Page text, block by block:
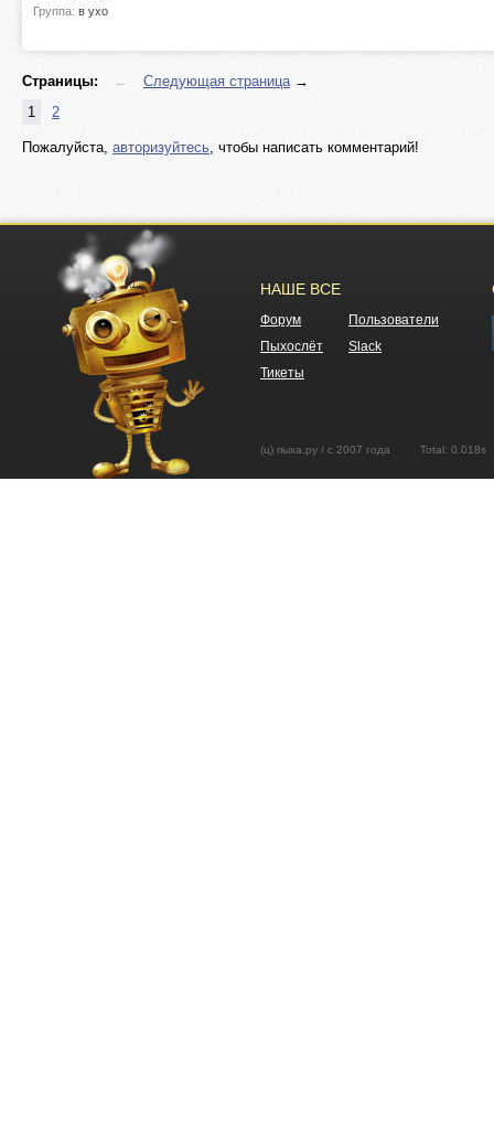
Группа: в ухо
Страницы: ← Следующая страница→
1
2
Пожалуйста, авторизуйтесь, чтобы написать комментарий!
НАШЕ ВСЕ
Форум
Пользователи
Пыхослёт
Slack
Тикеты
(ц) пыха.ру / с 2007 года Total: